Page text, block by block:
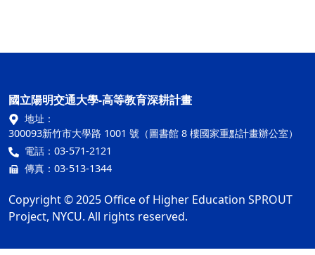
國立陽明交通大學-高等教育深耕計畫
地址：
300093新竹市大學路 1001 號（圖書館 8 樓國家重點計畫辦公室）
電話：03-571-2121
傳真：03-513-1344
Copyright © 2025 Office of Higher Education SPROUT
Project, NYCU. All rights reserved.